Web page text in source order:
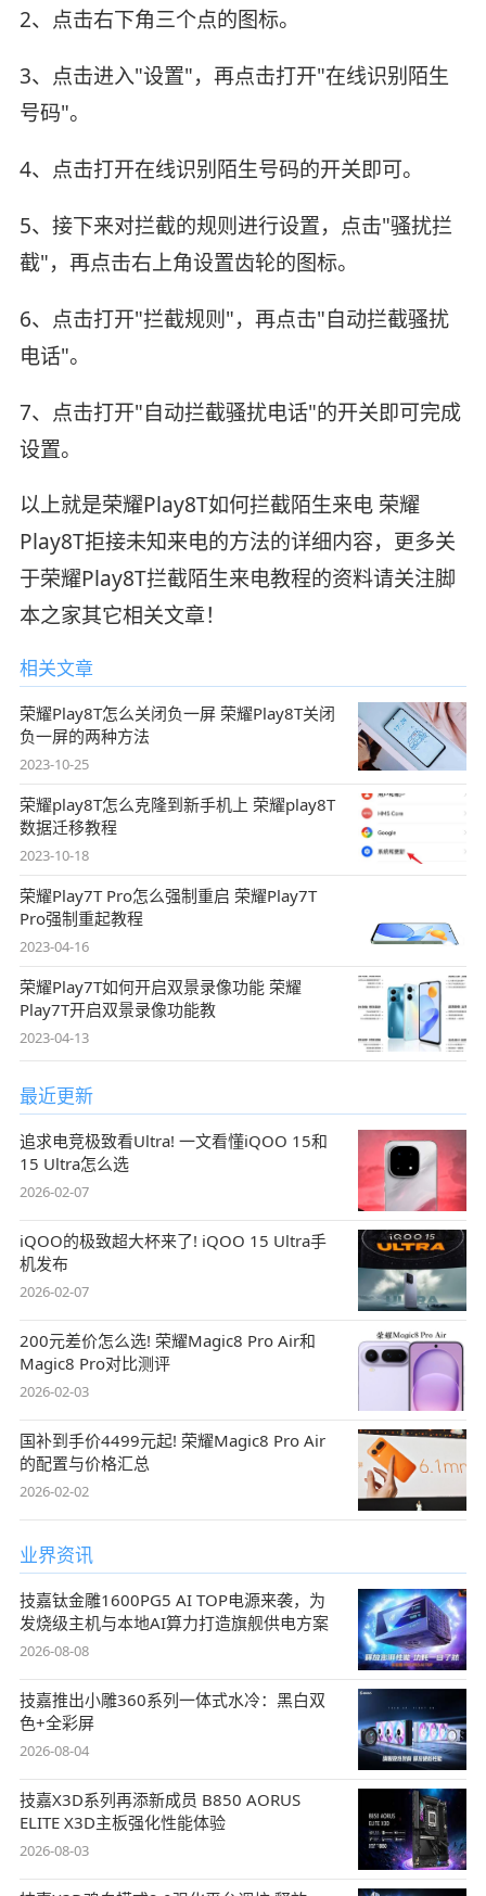
2、点击右下角三个点的图标。
3、点击进入"设置"，再点击打开"在线识别陌生
号码"。
4、点击打开在线识别陌生号码的开关即可。
5、接下来对拦截的规则进行设置，点击"骚扰拦
截"，再点击右上角设置齿轮的图标。
6、点击打开"拦截规则"，再点击"自动拦截骚扰
电话"。
7、点击打开"自动拦截骚扰电话"的开关即可完成
设置。
以上就是荣耀Play8T如何拦截陌生来电 荣耀
Play8T拒接未知来电的方法的详细内容，更多关
于荣耀Play8T拦截陌生来电教程的资料请关注脚
本之家其它相关文章！
相关文章
荣耀Play8T怎么关闭负一屏 荣耀Play8T关闭
负一屏的两种方法
2023-10-25
荣耀play8T怎么克隆到新手机上 荣耀play8T
数据迁移教程
2023-10-18
荣耀Play7T Pro怎么强制重启 荣耀Play7T
Pro强制重起教程
2023-04-16
荣耀Play7T如何开启双景录像功能 荣耀
Play7T开启双景录像功能教
2023-04-13
最近更新
追求电竞极致看Ultra! 一文看懂iQOO 15和
15 Ultra怎么选
2026-02-07
iQOO的极致超大杯来了! iQOO 15 Ultra手
机发布
2026-02-07
200元差价怎么选! 荣耀Magic8 Pro Air和
Magic8 Pro对比测评
2026-02-03
国补到手价4499元起! 荣耀Magic8 Pro Air
的配置与价格汇总
2026-02-02
业界资讯
技嘉钛金雕1600PG5 AI TOP电源来袭，为
发烧级主机与本地AI算力打造旗舰供电方案
2026-08-08
技嘉推出小雕360系列一体式水冷：黑白双
色+全彩屏
2026-08-04
技嘉X3D系列再添新成员 B850 AORUS
ELITE X3D主板强化性能体验
2026-08-03